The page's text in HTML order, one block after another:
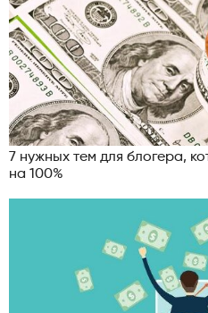
7 нужных тем для блогера,
на 100%